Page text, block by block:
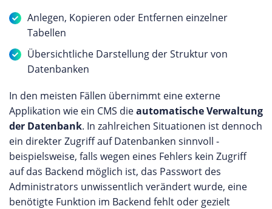
Anlegen, Kopieren oder Entfernen einzelner
Tabellen
Übersichtliche Darstellung der Struktur von
Datenbanken
In den meisten Fällen übernimmt eine externe
Applikation wie ein CMS dieautomatische Verwaltung
der Datenbank. In zahlreichen Situationen ist dennoch
ein direkter Zugriff auf Datenbanken sinnvoll -
beispielsweise, falls wegen eines Fehlers kein Zugriff
auf das Backend möglich ist, das Passwort des
Administrators unwissentlich verändert wurde, eine
benötigte Funktion im Backend fehlt oder gezielt